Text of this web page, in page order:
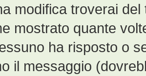
modifica troverai
mostrato quante
ha risposto o
il messaggio